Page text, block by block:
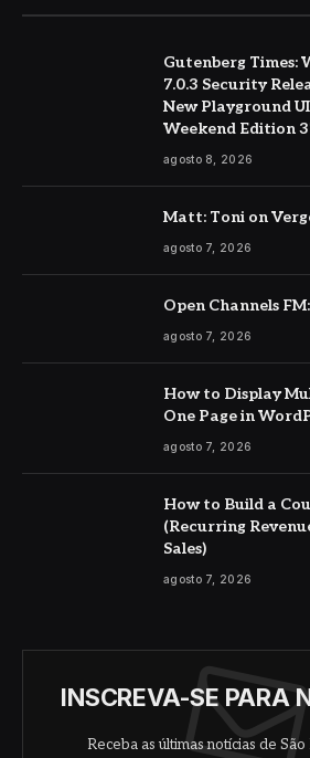
Gutenberg Times:
7.0.3 Security
New Playground
Weekend Edition
agosto 8, 2026
Matt: Toni on
agosto 7, 2026
Open Channels
agosto 7, 2026
How to Display
One Page in
agosto 7, 2026
How to Build a
(Recurring
Sales)
agosto 7, 2026
INSCREVA-SE PARA
Receba as últimas notícias de